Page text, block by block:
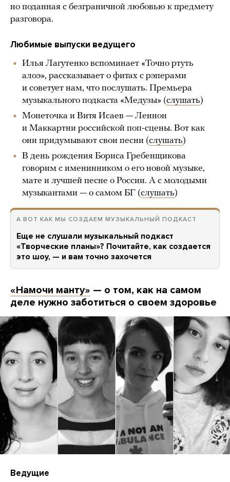
но поданная с безграничной любовью к предмету
разговора.
Любимые выпуски ведущего
Илья Лагутенко вспоминает «Точно ртуть
алоэ», рассказывает о фитах с рэперами
и советует нам, что послушать. Премьера
музыкального подкаста «Медузы» (слушать)
Монеточка и Витя Исаев — Леннон
и Маккартни российской поп-сцены. Вот как
они придумывают свои песни (слушать)
В день рождения Бориса Гребенщикова
говорим с именинником о его новой музыке,
мате и лучшей песне о России. А с молодыми
музыкантами — о самом БГ (слушать)
А ВОТ КАК МЫ СОЗДАЕМ МУЗЫКАЛЬНЫЙ ПОДКАСТ
Еще не слушали музыкальный подкаст
«Творческие планы»? Почитайте, как создается
это шоу, — и вам точно захочется
«Намочи манту» — о том, как на самом
деле нужно заботиться о своем здоровье
Ведущие